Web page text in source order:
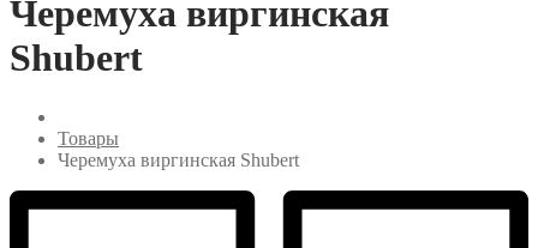
Черемуха виргинская
Shubert
Товары
Черемуха виргинская Shubert